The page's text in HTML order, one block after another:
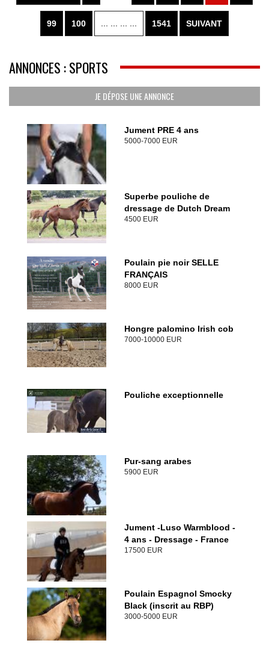
99 100 ... ... ... ... 1541 SUIVANT
ANNONCES : SPORTS
JE DÉPOSE UNE ANNONCE
Jument PRE 4 ans
5000-7000 EUR
Superbe pouliche de
dressage de Dutch Dream
4500 EUR
Poulain pie noir SELLE
FRANÇAIS
8000 EUR
Hongre palomino Irish cob
7000-10000 EUR
Pouliche exceptionnelle
Pur-sang arabes
5900 EUR
Jument -Luso Warmblood -
4 ans - Dressage - France
17500 EUR
Poulain Espagnol Smocky
Black (inscrit au RBP)
3000-5000 EUR